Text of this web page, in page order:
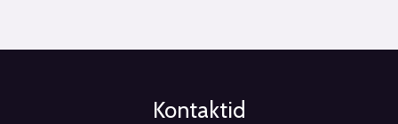
Kontaktid